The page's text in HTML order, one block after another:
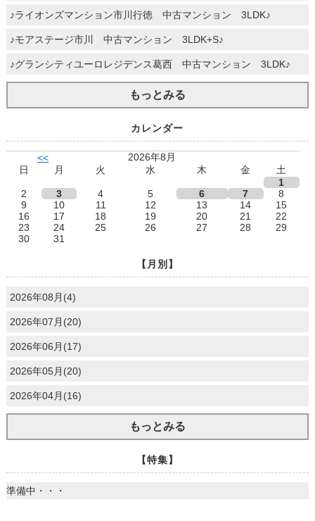
♪ライオンズマンション市川行徳 中古マンション 3LDK♪
♪モアステージ市川 中古マンション 3LDK+S♪
♪グランシティユーロレジデンス葛西 中古マンション 3LDK♪
もっとみる
カレンダー
<<
2026年8月
日
月 火 水 木 金
土
1
2
3 4 5 6 7
8
9
10 11 12 13 14
15
16
17 18 19 20 21
22
23
24 25 26 27 28
29
30
31
【月別】
2026年08月(4)
2026年07月(20)
2026年06月(17)
2026年05月(20)
2026年04月(16)
もっとみる
【特集】
準備中・・・